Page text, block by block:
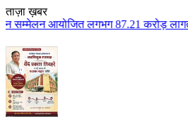
ताज़ा ख़बर
करोड़ लागत के 41 विकास